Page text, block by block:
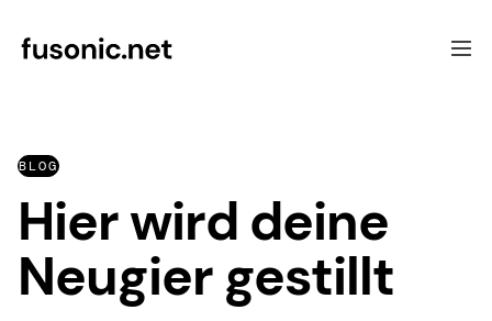
UX & Beratung
Referenzen
Kontakt
BLOG
Hier wird deine
Neugier gestillt